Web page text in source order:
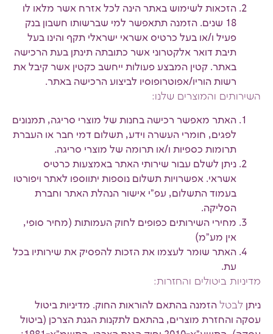
הזכאות לשימוש באתר הינה לכל אזרח אשר מלאו לו
18 שנים. הזמנה תתאפשר למי שברשותו חשבון בנק
פעיל ו/או בעל כרטיס אשראי ישראלי תקף והינו בעל
תיבת דואר אלקטרוני אשר כתובתה תינתן בעת הרכישה
באתר. קטין המבצע פעולות ייחשב כקטין אשר קיבל את
רשות הוריו/אפוטרופוסיו לביצוע הרכישה באתר.
השירותים והמוצרים שלנו:
האתר מאפשר רכישה בחנות של מוצרי סריגה, תמנונים
לפגים, חומרי העשרה וידע, תשלום דמי חבר או העברת
תרומות כספיות ו/או תרומה של מוצרי סריגה.
ניתן לשלם עבור שירותי האתר באמצעות כרטיס
אשראי. אפשרויות תשלום נוספות יתווספו לאתר ויפורטו
בעמוד התשלום, עפ"י אישור הנהלת האתר וחברת
הסליקה.
מחירי השירותים כפופים לחוק העמותות (מחיר סופי,
אין מע"מ)
האתר שומר לעצמו את הזכות להפסיק את שירותיו בכל
עת.
מדיניות ביטולים והחזרות:
ניתן לבטל הזמנה בהתאם להוראות החוק. מדיניות ביטול
עסקה והחזרת מוצרים, בהתאם לתקנות הגנת הצרכן (ביטול